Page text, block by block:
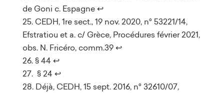
de Goni c. Espagne ↩︎
CEDH, 1re sect., 19 nov. 2020, n° 53221/14,
Efstratiou et a. c/ Grèce, Procédures février 2021,
obs. N. Fricéro, comm.39 ↩︎
§ 44 ↩︎
§ 24 ↩︎
Déjà, CEDH, 15 sept. 2016, n° 32610/07,